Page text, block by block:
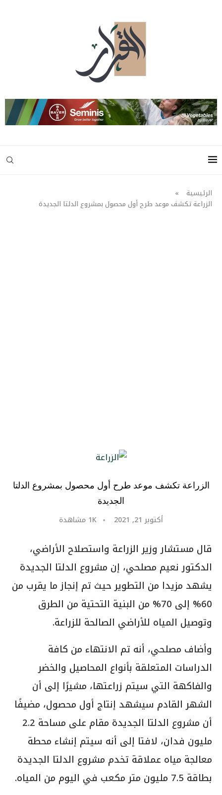
الرئيسية
»
الزراعة تكشف موعد طرح أول محصول بمشروع الدلتا الجديدة
الزراعة تكشف موعد طرح أول محصول بمشروع الدلتا
الجديدة
أكتوبر 21, 2021 1K مشاهدة
قال مستشار وزير الزراعة واستصلاح الأراضي،
الدكتور نعيم مصلحي، إن مشروع الدلتا الجديدة
يشهد مزيدا من التطوير حيث تم إنجاز ما يقرب من
60% إلى 70% من البنية التحتية من الطرق
وتوصيل المياه للأراضي الصالحة للزراعة.
وأضاف مصلحي، أنه تم الانتهاء من كافة
الدراسات المتعلقة بأنواع المحاصيل والخضر
والفاكهة التي سيتم زراعتها، مشيرًا إلى أن
الشهر القادم سيشهد إنتاج أول محصول، مضيفًا
أن مشروع الدلتا الجديدة مقام على مساحة 2.2
مليون فدان، لافتا إلى أنه سيتم إنشاء محطة
معالجة مياه عملاقة تخدم مشروع الدلتا الجديدة
بطاقة 7.5 مليون متر مكعب في اليوم من المياه.